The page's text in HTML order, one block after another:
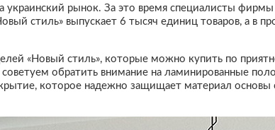
рынок. За это время специалисты
стиль» выпускает 6 тысяч единиц товаров, а в
«Новый стиль», которые можно купить по
обратить внимание на ламинированные
которое надежно защищает материал основы